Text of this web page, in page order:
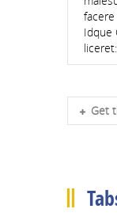
Idque
Get